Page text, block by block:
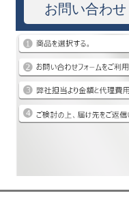
お問い合わせ